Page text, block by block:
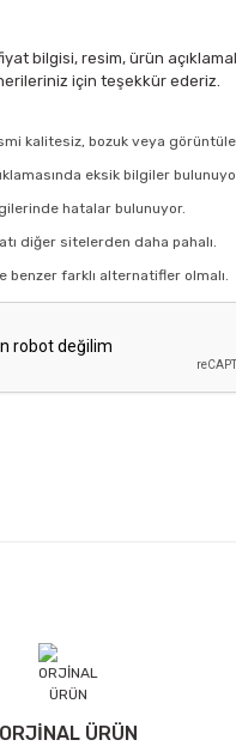
bilgisi, resim, ürün
için teşekkür ederiz.
kalitesiz, bozuk veya
eksik bilgiler
hatalar bulunuyor.
diğer sitelerden daha pahalı.
benzer farklı alternatifler olmalı.
ORJİNAL ÜRÜN